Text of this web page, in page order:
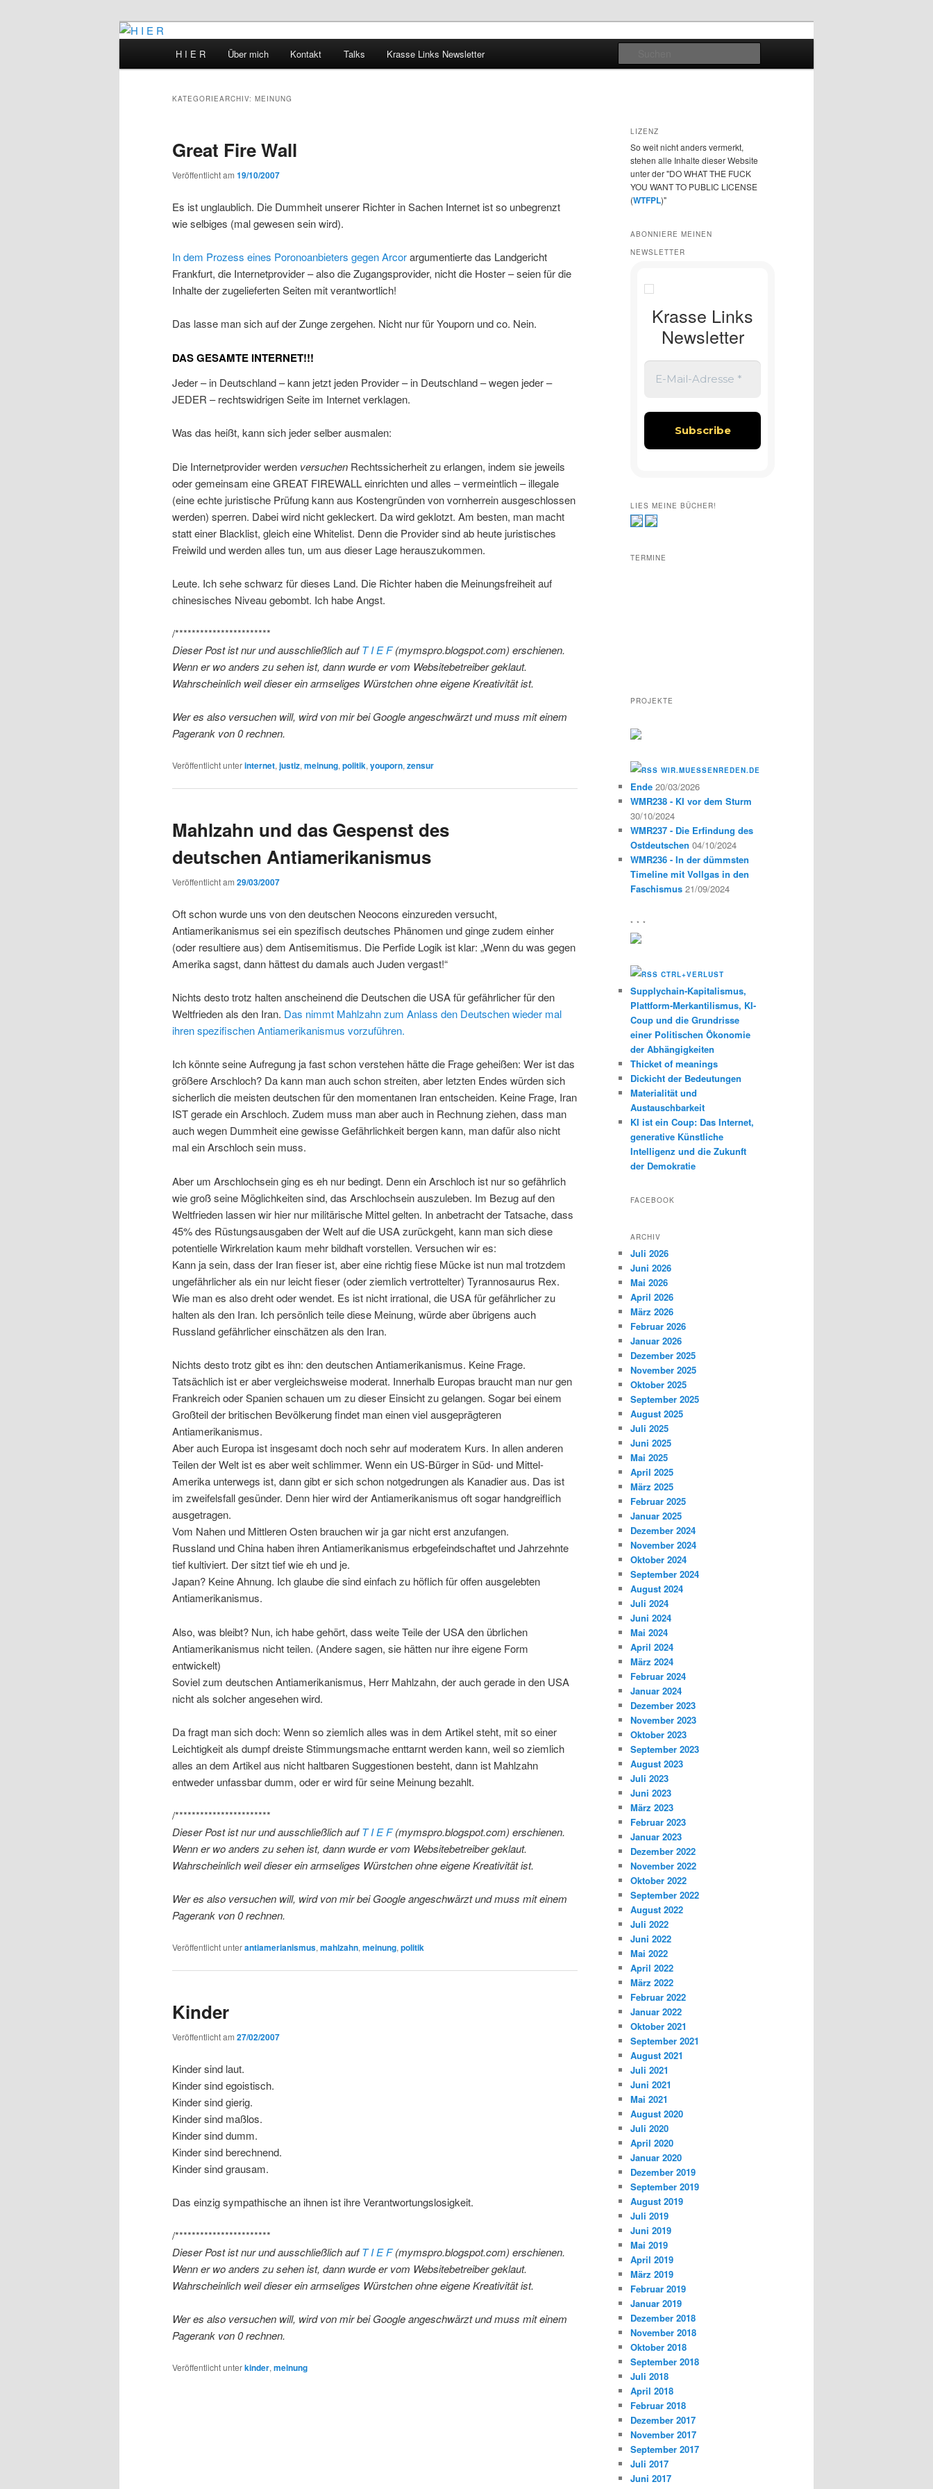
H I E R
H I E R Über mich Kontakt Talks Krasse Links Newsletter
KATEGORIEARCHIV: MEINUNG
Great Fire Wall
Veröffentlicht am 19/10/2007
Es ist unglaublich. Die Dummheit unserer Richter in Sachen Internet ist so unbegrenzt
wie selbiges (mal gewesen sein wird).
In dem Prozess eines Poronoanbieters gegen Arcorargumentierte das Landgericht
Frankfurt, die Internetprovider – also die Zugangsprovider, nicht die Hoster – seien für die
Inhalte der zugelieferten Seiten mit verantwortlich!
Das lasse man sich auf der Zunge zergehen. Nicht nur für Youporn und co. Nein.
DAS GESAMTE INTERNET!!!
Jeder – in Deutschland – kann jetzt jeden Provider – in Deutschland – wegen jeder –
JEDER – rechtswidrigen Seite im Internet verklagen.
Was das heißt, kann sich jeder selber ausmalen:
Die Internetprovider werden versuchen Rechtssicherheit zu erlangen, indem sie jeweils
oder gemeinsam eine GREAT FIREWALL einrichten und alles – vermeintlich – illegale
(eine echte juristische Prüfung kann aus Kostengründen von vornherrein ausgeschlossen
werden) sperren. Dabei wird nicht gekleckert. Da wird geklotzt. Am besten, man macht
statt einer Blacklist, gleich eine Whitelist. Denn die Provider sind ab heute juristisches
Freiwild und werden alles tun, um aus dieser Lage herauszukommen.
Leute. Ich sehe schwarz für dieses Land. Die Richter haben die Meinungsfreiheit auf
chinesisches Niveau gebombt. Ich habe Angst.
/***********************
Dieser Post ist nur und ausschließlich aufT I E F(mymspro.blogspot.com) erschienen.
Wenn er wo anders zu sehen ist, dann wurde er vom Websitebetreiber geklaut.
Wahrscheinlich weil dieser ein armseliges Würstchen ohne eigene Kreativität ist.
Wer es also versuchen will, wird von mir bei Google angeschwärzt und muss mit einem
Pagerank von 0 rechnen.
Veröffentlicht unterinternet, justiz, meinung, politik, youporn, zensur
Mahlzahn und das Gespenst des
deutschen Antiamerikanismus
Veröffentlicht am 29/03/2007
Oft schon wurde uns von den deutschen Neocons einzureden versucht,
Antiamerikanismus sei ein spezifisch deutsches Phänomen und ginge zudem einher
(oder resultiere aus) dem Antisemitismus. Die Perfide Logik ist klar: „Wenn du was gegen
Amerika sagst, dann hättest du damals auch Juden vergast!“
Nichts desto trotz halten anscheinend die Deutschen die USA für gefährlicher für den
Weltfrieden als den Iran. Das nimmt Mahlzahn zum Anlass den Deutschen wieder mal
ihren spezifischen Antiamerikanismus vorzuführen.
Ich könnte seine Aufregung ja fast schon verstehen hätte die Frage geheißen: Wer ist das
größere Arschloch? Da kann man auch schon streiten, aber letzten Endes würden sich
sicherlich die meisten deutschen für den momentanen Iran entscheiden. Keine Frage, Iran
IST gerade ein Arschloch. Zudem muss man aber auch in Rechnung ziehen, dass man
auch wegen Dummheit eine gewisse Gefährlichkeit bergen kann, man dafür also nicht
mal ein Arschloch sein muss.
Aber um Arschlochsein ging es eh nur bedingt. Denn ein Arschloch ist nur so gefährlich
wie groß seine Möglichkeiten sind, das Arschlochsein auszuleben. Im Bezug auf den
Weltfrieden lassen wir hier nur militärische Mittel gelten. In anbetracht der Tatsache, dass
45% des Rüstungsausgaben der Welt auf die USA zurückgeht, kann man sich diese
potentielle Wirkrelation kaum mehr bildhaft vorstellen. Versuchen wir es:
Kann ja sein, dass der Iran fieser ist, aber eine richtig fiese Mücke ist nun mal trotzdem
ungefährlicher als ein nur leicht fieser (oder ziemlich vertrottelter) Tyrannosaurus Rex.
Wie man es also dreht oder wendet. Es ist nicht irrational, die USA für gefährlicher zu
halten als den Iran. Ich persönlich teile diese Meinung, würde aber übrigens auch
Russland gefährlicher einschätzen als den Iran.
Nichts desto trotz gibt es ihn: den deutschen Antiamerikanismus. Keine Frage.
Tatsächlich ist er aber vergleichsweise moderat. Innerhalb Europas braucht man nur gen
Frankreich oder Spanien schauen um zu dieser Einsicht zu gelangen. Sogar bei einem
Großteil der britischen Bevölkerung findet man einen viel ausgeprägteren
Antiamerikanismus.
Aber auch Europa ist insgesamt doch noch sehr auf moderatem Kurs. In allen anderen
Teilen der Welt ist es aber weit schlimmer. Wenn ein US-Bürger in Süd- und Mittel-
Amerika unterwegs ist, dann gibt er sich schon notgedrungen als Kanadier aus. Das ist
im zweifelsfall gesünder. Denn hier wird der Antiamerikanismus oft sogar handgreiflich
ausgetragen.
Vom Nahen und Mittleren Osten brauchen wir ja gar nicht erst anzufangen.
Russland und China haben ihren Antiamerikanismus erbgefeindschaftet und Jahrzehnte
tief kultiviert. Der sitzt tief wie eh und je.
Japan? Keine Ahnung. Ich glaube die sind einfach zu höflich für offen ausgelebten
Antiamerikanismus.
Also, was bleibt? Nun, ich habe gehört, dass weite Teile der USA den übrlichen
Antiamerikanismus nicht teilen. (Andere sagen, sie hätten nur ihre eigene Form
entwickelt)
Soviel zum deutschen Antiamerikanismus, Herr Mahlzahn, der auch gerade in den USA
nicht als solcher angesehen wird.
Da fragt man sich doch: Wenn so ziemlich alles was in dem Artikel steht, mit so einer
Leichtigkeit als dumpf dreiste Stimmungsmache enttarnt werden kann, weil so ziemlich
alles an dem Artikel aus nicht haltbaren Suggestionen besteht, dann ist Mahlzahn
entweder unfassbar dumm, oder er wird für seine Meinung bezahlt.
/***********************
Dieser Post ist nur und ausschließlich aufT I E F(mymspro.blogspot.com) erschienen.
Wenn er wo anders zu sehen ist, dann wurde er vom Websitebetreiber geklaut.
Wahrscheinlich weil dieser ein armseliges Würstchen ohne eigene Kreativität ist.
Wer es also versuchen will, wird von mir bei Google angeschwärzt und muss mit einem
Pagerank von 0 rechnen.
Veröffentlicht unterantiamerianismus, mahlzahn, meinung, politik
Kinder
Veröffentlicht am 27/02/2007
Kinder sind laut.
Kinder sind egoistisch.
Kinder sind gierig.
Kinder sind maßlos.
Kinder sind dumm.
Kinder sind berechnend.
Kinder sind grausam.
Das einzig sympathische an ihnen ist ihre Verantwortungslosigkeit.
/***********************
Dieser Post ist nur und ausschließlich aufT I E F(mymspro.blogspot.com) erschienen.
Wenn er wo anders zu sehen ist, dann wurde er vom Websitebetreiber geklaut.
Wahrscheinlich weil dieser ein armseliges Würstchen ohne eigene Kreativität ist.
Wer es also versuchen will, wird von mir bei Google angeschwärzt und muss mit einem
Pagerank von 0 rechnen.
Veröffentlicht unterkinder, meinung
LIZENZ
So weit nicht anders vermerkt,
stehen alle Inhalte dieser Website
unter der "DO WHAT THE FUCK
YOU WANT TO PUBLIC LICENSE
(WTFPL)"
ABONNIERE MEINEN
NEWSLETTER
Krasse Links
Newsletter
LIES MEINE BÜCHER!
TERMINE
PROJEKTE
WIR.MUESSENREDEN.DE
Ende 20/03/2026
WMR238 - KI vor dem Sturm
30/10/2024
WMR237 - Die Erfindung des
Ostdeutschen 04/10/2024
WMR236 - In der dümmsten
Timeline mit Vollgas in den
Faschismus 21/09/2024
* * *
CTRL+VERLUST
Supplychain-Kapitalismus,
Plattform-Merkantilismus, KI-
Coup und die Grundrisse
einer Politischen Ökonomie
der Abhängigkeiten
Thicket of meanings
Dickicht der Bedeutungen
Materialität und
Austauschbarkeit
KI ist ein Coup: Das Internet,
generative Künstliche
Intelligenz und die Zukunft
der Demokratie
FACEBOOK
ARCHIV
Juli 2026
Juni 2026
Mai 2026
April 2026
März 2026
Februar 2026
Januar 2026
Dezember 2025
November 2025
Oktober 2025
September 2025
August 2025
Juli 2025
Juni 2025
Mai 2025
April 2025
März 2025
Februar 2025
Januar 2025
Dezember 2024
November 2024
Oktober 2024
September 2024
August 2024
Juli 2024
Juni 2024
Mai 2024
April 2024
März 2024
Februar 2024
Januar 2024
Dezember 2023
November 2023
Oktober 2023
September 2023
August 2023
Juli 2023
Juni 2023
März 2023
Februar 2023
Januar 2023
Dezember 2022
November 2022
Oktober 2022
September 2022
August 2022
Juli 2022
Juni 2022
Mai 2022
April 2022
März 2022
Februar 2022
Januar 2022
Oktober 2021
September 2021
August 2021
Juli 2021
Juni 2021
Mai 2021
August 2020
Juli 2020
April 2020
Januar 2020
Dezember 2019
September 2019
August 2019
Juli 2019
Juni 2019
Mai 2019
April 2019
März 2019
Februar 2019
Januar 2019
Dezember 2018
November 2018
Oktober 2018
September 2018
Juli 2018
April 2018
Februar 2018
Dezember 2017
November 2017
September 2017
Juli 2017
Juni 2017